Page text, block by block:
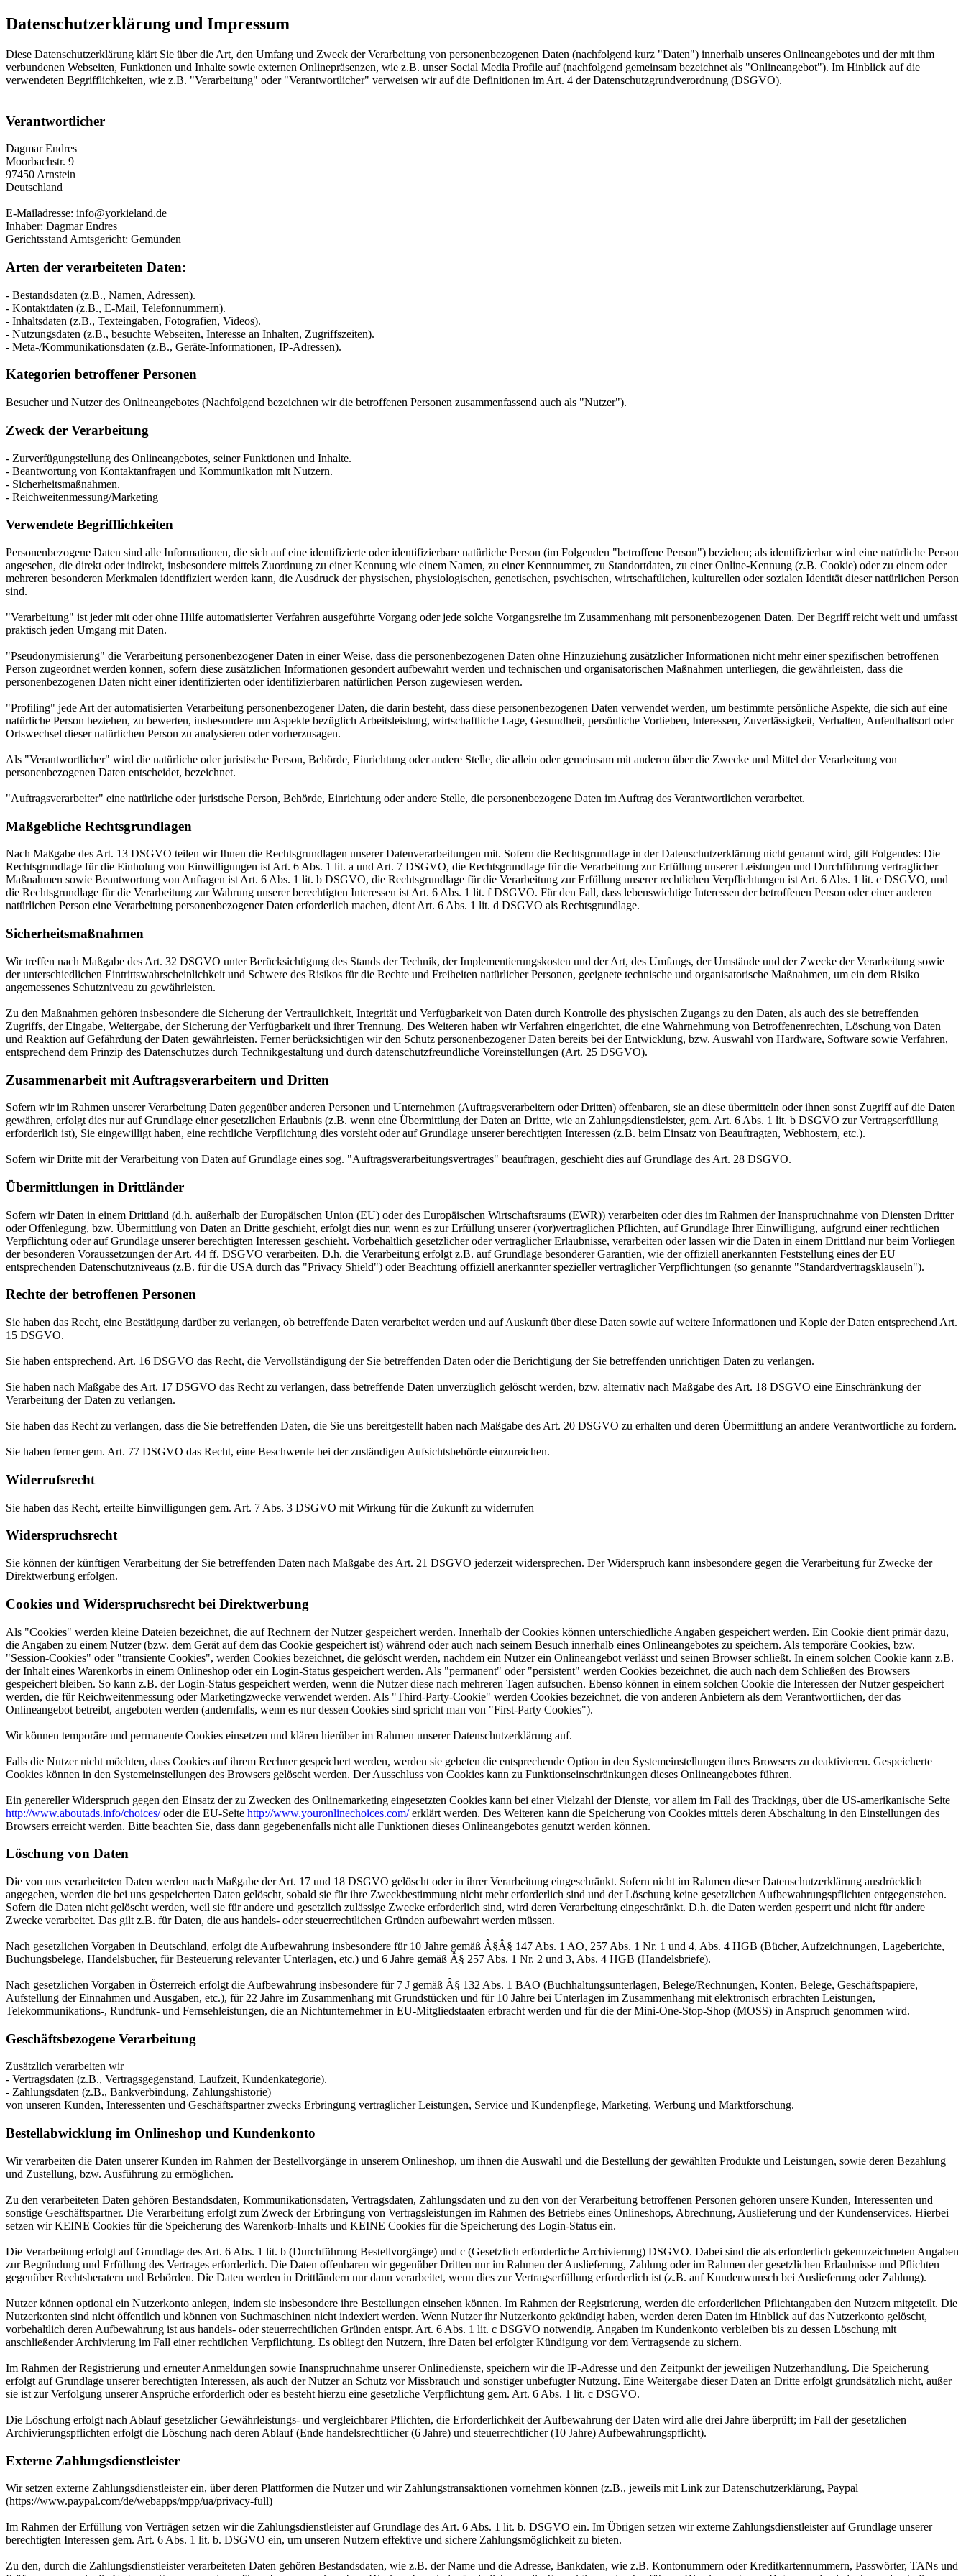
Datenschutzerklärung und Impressum
Diese Datenschutzerklärung klärt Sie über die Art, den Umfang und Zweck der Verarbeitung von personenbezogenen Daten (nachfolgend kurz "Daten") innerhalb unseres Onlineangebotes und der mit ihm
verbundenen Webseiten, Funktionen und Inhalte sowie externen Onlinepräsenzen, wie z.B. unser Social Media Profile auf (nachfolgend gemeinsam bezeichnet als "Onlineangebot"). Im Hinblick auf die
verwendeten Begrifflichkeiten, wie z.B. "Verarbeitung" oder "Verantwortlicher" verweisen wir auf die Definitionen im Art. 4 der Datenschutzgrundverordnung (DSGVO).
Verantwortlicher
Dagmar Endres
Moorbachstr. 9
97450 Arnstein
Deutschland
E-Mailadresse: info@yorkieland.de
Inhaber: Dagmar Endres
Gerichtsstand Amtsgericht: Gemünden
Arten der verarbeiteten Daten:
- Bestandsdaten (z.B., Namen, Adressen).
- Kontaktdaten (z.B., E-Mail, Telefonnummern).
- Inhaltsdaten (z.B., Texteingaben, Fotografien, Videos).
- Nutzungsdaten (z.B., besuchte Webseiten, Interesse an Inhalten, Zugriffszeiten).
- Meta-/Kommunikationsdaten (z.B., Geräte-Informationen, IP-Adressen).
Kategorien betroffener Personen
Besucher und Nutzer des Onlineangebotes (Nachfolgend bezeichnen wir die betroffenen Personen zusammenfassend auch als "Nutzer").
Zweck der Verarbeitung
- Zurverfügungstellung des Onlineangebotes, seiner Funktionen und Inhalte.
- Beantwortung von Kontaktanfragen und Kommunikation mit Nutzern.
- Sicherheitsmaßnahmen.
- Reichweitenmessung/Marketing
Verwendete Begrifflichkeiten
Personenbezogene Daten sind alle Informationen, die sich auf eine identifizierte oder identifizierbare natürliche Person (im Folgenden "betroffene Person") beziehen; als identifizierbar wird eine natürliche Person
angesehen, die direkt oder indirekt, insbesondere mittels Zuordnung zu einer Kennung wie einem Namen, zu einer Kennnummer, zu Standortdaten, zu einer Online-Kennung (z.B. Cookie) oder zu einem oder
mehreren besonderen Merkmalen identifiziert werden kann, die Ausdruck der physischen, physiologischen, genetischen, psychischen, wirtschaftlichen, kulturellen oder sozialen Identität dieser natürlichen Person
sind.
"Verarbeitung" ist jeder mit oder ohne Hilfe automatisierter Verfahren ausgeführte Vorgang oder jede solche Vorgangsreihe im Zusammenhang mit personenbezogenen Daten. Der Begriff reicht weit und umfasst
praktisch jeden Umgang mit Daten.
"Pseudonymisierung" die Verarbeitung personenbezogener Daten in einer Weise, dass die personenbezogenen Daten ohne Hinzuziehung zusätzlicher Informationen nicht mehr einer spezifischen betroffenen
Person zugeordnet werden können, sofern diese zusätzlichen Informationen gesondert aufbewahrt werden und technischen und organisatorischen Maßnahmen unterliegen, die gewährleisten, dass die
personenbezogenen Daten nicht einer identifizierten oder identifizierbaren natürlichen Person zugewiesen werden.
"Profiling" jede Art der automatisierten Verarbeitung personenbezogener Daten, die darin besteht, dass diese personenbezogenen Daten verwendet werden, um bestimmte persönliche Aspekte, die sich auf eine
natürliche Person beziehen, zu bewerten, insbesondere um Aspekte bezüglich Arbeitsleistung, wirtschaftliche Lage, Gesundheit, persönliche Vorlieben, Interessen, Zuverlässigkeit, Verhalten, Aufenthaltsort oder
Ortswechsel dieser natürlichen Person zu analysieren oder vorherzusagen.
Als "Verantwortlicher" wird die natürliche oder juristische Person, Behörde, Einrichtung oder andere Stelle, die allein oder gemeinsam mit anderen über die Zwecke und Mittel der Verarbeitung von
personenbezogenen Daten entscheidet, bezeichnet.
"Auftragsverarbeiter" eine natürliche oder juristische Person, Behörde, Einrichtung oder andere Stelle, die personenbezogene Daten im Auftrag des Verantwortlichen verarbeitet.
Maßgebliche Rechtsgrundlagen
Nach Maßgabe des Art. 13 DSGVO teilen wir Ihnen die Rechtsgrundlagen unserer Datenverarbeitungen mit. Sofern die Rechtsgrundlage in der Datenschutzerklärung nicht genannt wird, gilt Folgendes: Die
Rechtsgrundlage für die Einholung von Einwilligungen ist Art. 6 Abs. 1 lit. a und Art. 7 DSGVO, die Rechtsgrundlage für die Verarbeitung zur Erfüllung unserer Leistungen und Durchführung vertraglicher
Maßnahmen sowie Beantwortung von Anfragen ist Art. 6 Abs. 1 lit. b DSGVO, die Rechtsgrundlage für die Verarbeitung zur Erfüllung unserer rechtlichen Verpflichtungen ist Art. 6 Abs. 1 lit. c DSGVO, und
die Rechtsgrundlage für die Verarbeitung zur Wahrung unserer berechtigten Interessen ist Art. 6 Abs. 1 lit. f DSGVO. Für den Fall, dass lebenswichtige Interessen der betroffenen Person oder einer anderen
natürlichen Person eine Verarbeitung personenbezogener Daten erforderlich machen, dient Art. 6 Abs. 1 lit. d DSGVO als Rechtsgrundlage.
Sicherheitsmaßnahmen
Wir treffen nach Maßgabe des Art. 32 DSGVO unter Berücksichtigung des Stands der Technik, der Implementierungskosten und der Art, des Umfangs, der Umstände und der Zwecke der Verarbeitung sowie
der unterschiedlichen Eintrittswahrscheinlichkeit und Schwere des Risikos für die Rechte und Freiheiten natürlicher Personen, geeignete technische und organisatorische Maßnahmen, um ein dem Risiko
angemessenes Schutzniveau zu gewährleisten.
Zu den Maßnahmen gehören insbesondere die Sicherung der Vertraulichkeit, Integrität und Verfügbarkeit von Daten durch Kontrolle des physischen Zugangs zu den Daten, als auch des sie betreffenden
Zugriffs, der Eingabe, Weitergabe, der Sicherung der Verfügbarkeit und ihrer Trennung. Des Weiteren haben wir Verfahren eingerichtet, die eine Wahrnehmung von Betroffenenrechten, Löschung von Daten
und Reaktion auf Gefährdung der Daten gewährleisten. Ferner berücksichtigen wir den Schutz personenbezogener Daten bereits bei der Entwicklung, bzw. Auswahl von Hardware, Software sowie Verfahren,
entsprechend dem Prinzip des Datenschutzes durch Technikgestaltung und durch datenschutzfreundliche Voreinstellungen (Art. 25 DSGVO).
Zusammenarbeit mit Auftragsverarbeitern und Dritten
Sofern wir im Rahmen unserer Verarbeitung Daten gegenüber anderen Personen und Unternehmen (Auftragsverarbeitern oder Dritten) offenbaren, sie an diese übermitteln oder ihnen sonst Zugriff auf die Daten
gewähren, erfolgt dies nur auf Grundlage einer gesetzlichen Erlaubnis (z.B. wenn eine Übermittlung der Daten an Dritte, wie an Zahlungsdienstleister, gem. Art. 6 Abs. 1 lit. b DSGVO zur Vertragserfüllung
erforderlich ist), Sie eingewilligt haben, eine rechtliche Verpflichtung dies vorsieht oder auf Grundlage unserer berechtigten Interessen (z.B. beim Einsatz von Beauftragten, Webhostern, etc.).
Sofern wir Dritte mit der Verarbeitung von Daten auf Grundlage eines sog. "Auftragsverarbeitungsvertrages" beauftragen, geschieht dies auf Grundlage des Art. 28 DSGVO.
Übermittlungen in Drittländer
Sofern wir Daten in einem Drittland (d.h. außerhalb der Europäischen Union (EU) oder des Europäischen Wirtschaftsraums (EWR)) verarbeiten oder dies im Rahmen der Inanspruchnahme von Diensten Dritter
oder Offenlegung, bzw. Übermittlung von Daten an Dritte geschieht, erfolgt dies nur, wenn es zur Erfüllung unserer (vor)vertraglichen Pflichten, auf Grundlage Ihrer Einwilligung, aufgrund einer rechtlichen
Verpflichtung oder auf Grundlage unserer berechtigten Interessen geschieht. Vorbehaltlich gesetzlicher oder vertraglicher Erlaubnisse, verarbeiten oder lassen wir die Daten in einem Drittland nur beim Vorliegen
der besonderen Voraussetzungen der Art. 44 ff. DSGVO verarbeiten. D.h. die Verarbeitung erfolgt z.B. auf Grundlage besonderer Garantien, wie der offiziell anerkannten Feststellung eines der EU
entsprechenden Datenschutzniveaus (z.B. für die USA durch das "Privacy Shield") oder Beachtung offiziell anerkannter spezieller vertraglicher Verpflichtungen (so genannte "Standardvertragsklauseln").
Rechte der betroffenen Personen
Sie haben das Recht, eine Bestätigung darüber zu verlangen, ob betreffende Daten verarbeitet werden und auf Auskunft über diese Daten sowie auf weitere Informationen und Kopie der Daten entsprechend Art.
15 DSGVO.
Sie haben entsprechend. Art. 16 DSGVO das Recht, die Vervollständigung der Sie betreffenden Daten oder die Berichtigung der Sie betreffenden unrichtigen Daten zu verlangen.
Sie haben nach Maßgabe des Art. 17 DSGVO das Recht zu verlangen, dass betreffende Daten unverzüglich gelöscht werden, bzw. alternativ nach Maßgabe des Art. 18 DSGVO eine Einschränkung der
Verarbeitung der Daten zu verlangen.
Sie haben das Recht zu verlangen, dass die Sie betreffenden Daten, die Sie uns bereitgestellt haben nach Maßgabe des Art. 20 DSGVO zu erhalten und deren Übermittlung an andere Verantwortliche zu fordern.
Sie haben ferner gem. Art. 77 DSGVO das Recht, eine Beschwerde bei der zuständigen Aufsichtsbehörde einzureichen.
Widerrufsrecht
Sie haben das Recht, erteilte Einwilligungen gem. Art. 7 Abs. 3 DSGVO mit Wirkung für die Zukunft zu widerrufen
Widerspruchsrecht
Sie können der künftigen Verarbeitung der Sie betreffenden Daten nach Maßgabe des Art. 21 DSGVO jederzeit widersprechen. Der Widerspruch kann insbesondere gegen die Verarbeitung für Zwecke der
Direktwerbung erfolgen.
Cookies und Widerspruchsrecht bei Direktwerbung
Als "Cookies" werden kleine Dateien bezeichnet, die auf Rechnern der Nutzer gespeichert werden. Innerhalb der Cookies können unterschiedliche Angaben gespeichert werden. Ein Cookie dient primär dazu,
die Angaben zu einem Nutzer (bzw. dem Gerät auf dem das Cookie gespeichert ist) während oder auch nach seinem Besuch innerhalb eines Onlineangebotes zu speichern. Als temporäre Cookies, bzw.
"Session-Cookies" oder "transiente Cookies", werden Cookies bezeichnet, die gelöscht werden, nachdem ein Nutzer ein Onlineangebot verlässt und seinen Browser schließt. In einem solchen Cookie kann z.B.
der Inhalt eines Warenkorbs in einem Onlineshop oder ein Login-Status gespeichert werden. Als "permanent" oder "persistent" werden Cookies bezeichnet, die auch nach dem Schließen des Browsers
gespeichert bleiben. So kann z.B. der Login-Status gespeichert werden, wenn die Nutzer diese nach mehreren Tagen aufsuchen. Ebenso können in einem solchen Cookie die Interessen der Nutzer gespeichert
werden, die für Reichweitenmessung oder Marketingzwecke verwendet werden. Als "Third-Party-Cookie" werden Cookies bezeichnet, die von anderen Anbietern als dem Verantwortlichen, der das
Onlineangebot betreibt, angeboten werden (andernfalls, wenn es nur dessen Cookies sind spricht man von "First-Party Cookies").
Wir können temporäre und permanente Cookies einsetzen und klären hierüber im Rahmen unserer Datenschutzerklärung auf.
Falls die Nutzer nicht möchten, dass Cookies auf ihrem Rechner gespeichert werden, werden sie gebeten die entsprechende Option in den Systemeinstellungen ihres Browsers zu deaktivieren. Gespeicherte
Cookies können in den Systemeinstellungen des Browsers gelöscht werden. Der Ausschluss von Cookies kann zu Funktionseinschränkungen dieses Onlineangebotes führen.
Ein genereller Widerspruch gegen den Einsatz der zu Zwecken des Onlinemarketing eingesetzten Cookies kann bei einer Vielzahl der Dienste, vor allem im Fall des Trackings, über die US-amerikanische Seite
http://www.aboutads.info/choices/oder die EU-Seite http://www.youronlinechoices.com/erklärt werden. Des Weiteren kann die Speicherung von Cookies mittels deren Abschaltung in den Einstellungen des
Browsers erreicht werden. Bitte beachten Sie, dass dann gegebenenfalls nicht alle Funktionen dieses Onlineangebotes genutzt werden können.
Löschung von Daten
Die von uns verarbeiteten Daten werden nach Maßgabe der Art. 17 und 18 DSGVO gelöscht oder in ihrer Verarbeitung eingeschränkt. Sofern nicht im Rahmen dieser Datenschutzerklärung ausdrücklich
angegeben, werden die bei uns gespeicherten Daten gelöscht, sobald sie für ihre Zweckbestimmung nicht mehr erforderlich sind und der Löschung keine gesetzlichen Aufbewahrungspflichten entgegenstehen.
Sofern die Daten nicht gelöscht werden, weil sie für andere und gesetzlich zulässige Zwecke erforderlich sind, wird deren Verarbeitung eingeschränkt. D.h. die Daten werden gesperrt und nicht für andere
Zwecke verarbeitet. Das gilt z.B. für Daten, die aus handels- oder steuerrechtlichen Gründen aufbewahrt werden müssen.
Nach gesetzlichen Vorgaben in Deutschland, erfolgt die Aufbewahrung insbesondere für 10 Jahre gemäß Â§Â§ 147 Abs. 1 AO, 257 Abs. 1 Nr. 1 und 4, Abs. 4 HGB (Bücher, Aufzeichnungen, Lageberichte,
Buchungsbelege, Handelsbücher, für Besteuerung relevanter Unterlagen, etc.) und 6 Jahre gemäß Â§ 257 Abs. 1 Nr. 2 und 3, Abs. 4 HGB (Handelsbriefe).
Nach gesetzlichen Vorgaben in Österreich erfolgt die Aufbewahrung insbesondere für 7 J gemäß Â§ 132 Abs. 1 BAO (Buchhaltungsunterlagen, Belege/Rechnungen, Konten, Belege, Geschäftspapiere,
Aufstellung der Einnahmen und Ausgaben, etc.), für 22 Jahre im Zusammenhang mit Grundstücken und für 10 Jahre bei Unterlagen im Zusammenhang mit elektronisch erbrachten Leistungen,
Telekommunikations-, Rundfunk- und Fernsehleistungen, die an Nichtunternehmer in EU-Mitgliedstaaten erbracht werden und für die der Mini-One-Stop-Shop (MOSS) in Anspruch genommen wird.
Geschäftsbezogene Verarbeitung
Zusätzlich verarbeiten wir
- Vertragsdaten (z.B., Vertragsgegenstand, Laufzeit, Kundenkategorie).
- Zahlungsdaten (z.B., Bankverbindung, Zahlungshistorie)
von unseren Kunden, Interessenten und Geschäftspartner zwecks Erbringung vertraglicher Leistungen, Service und Kundenpflege, Marketing, Werbung und Marktforschung.
Bestellabwicklung im Onlineshop und Kundenkonto
Wir verarbeiten die Daten unserer Kunden im Rahmen der Bestellvorgänge in unserem Onlineshop, um ihnen die Auswahl und die Bestellung der gewählten Produkte und Leistungen, sowie deren Bezahlung
und Zustellung, bzw. Ausführung zu ermöglichen.
Zu den verarbeiteten Daten gehören Bestandsdaten, Kommunikationsdaten, Vertragsdaten, Zahlungsdaten und zu den von der Verarbeitung betroffenen Personen gehören unsere Kunden, Interessenten und
sonstige Geschäftspartner. Die Verarbeitung erfolgt zum Zweck der Erbringung von Vertragsleistungen im Rahmen des Betriebs eines Onlineshops, Abrechnung, Auslieferung und der Kundenservices. Hierbei
setzen wir KEINE Cookies für die Speicherung des Warenkorb-Inhalts und KEINE Cookies für die Speicherung des Login-Status ein.
Die Verarbeitung erfolgt auf Grundlage des Art. 6 Abs. 1 lit. b (Durchführung Bestellvorgänge) und c (Gesetzlich erforderliche Archivierung) DSGVO. Dabei sind die als erforderlich gekennzeichneten Angaben
zur Begründung und Erfüllung des Vertrages erforderlich. Die Daten offenbaren wir gegenüber Dritten nur im Rahmen der Auslieferung, Zahlung oder im Rahmen der gesetzlichen Erlaubnisse und Pflichten
gegenüber Rechtsberatern und Behörden. Die Daten werden in Drittländern nur dann verarbeitet, wenn dies zur Vertragserfüllung erforderlich ist (z.B. auf Kundenwunsch bei Auslieferung oder Zahlung).
Nutzer können optional ein Nutzerkonto anlegen, indem sie insbesondere ihre Bestellungen einsehen können. Im Rahmen der Registrierung, werden die erforderlichen Pflichtangaben den Nutzern mitgeteilt. Die
Nutzerkonten sind nicht öffentlich und können von Suchmaschinen nicht indexiert werden. Wenn Nutzer ihr Nutzerkonto gekündigt haben, werden deren Daten im Hinblick auf das Nutzerkonto gelöscht,
vorbehaltlich deren Aufbewahrung ist aus handels- oder steuerrechtlichen Gründen entspr. Art. 6 Abs. 1 lit. c DSGVO notwendig. Angaben im Kundenkonto verbleiben bis zu dessen Löschung mit
anschließender Archivierung im Fall einer rechtlichen Verpflichtung. Es obliegt den Nutzern, ihre Daten bei erfolgter Kündigung vor dem Vertragsende zu sichern.
Im Rahmen der Registrierung und erneuter Anmeldungen sowie Inanspruchnahme unserer Onlinedienste, speichern wir die IP-Adresse und den Zeitpunkt der jeweiligen Nutzerhandlung. Die Speicherung
erfolgt auf Grundlage unserer berechtigten Interessen, als auch der Nutzer an Schutz vor Missbrauch und sonstiger unbefugter Nutzung. Eine Weitergabe dieser Daten an Dritte erfolgt grundsätzlich nicht, außer
sie ist zur Verfolgung unserer Ansprüche erforderlich oder es besteht hierzu eine gesetzliche Verpflichtung gem. Art. 6 Abs. 1 lit. c DSGVO.
Die Löschung erfolgt nach Ablauf gesetzlicher Gewährleistungs- und vergleichbarer Pflichten, die Erforderlichkeit der Aufbewahrung der Daten wird alle drei Jahre überprüft; im Fall der gesetzlichen
Archivierungspflichten erfolgt die Löschung nach deren Ablauf (Ende handelsrechtlicher (6 Jahre) und steuerrechtlicher (10 Jahre) Aufbewahrungspflicht).
Externe Zahlungsdienstleister
Wir setzen externe Zahlungsdienstleister ein, über deren Plattformen die Nutzer und wir Zahlungstransaktionen vornehmen können (z.B., jeweils mit Link zur Datenschutzerklärung, Paypal
(https://www.paypal.com/de/webapps/mpp/ua/privacy-full)
Im Rahmen der Erfüllung von Verträgen setzen wir die Zahlungsdienstleister auf Grundlage des Art. 6 Abs. 1 lit. b. DSGVO ein. Im Übrigen setzen wir externe Zahlungsdienstleister auf Grundlage unserer
berechtigten Interessen gem. Art. 6 Abs. 1 lit. b. DSGVO ein, um unseren Nutzern effektive und sichere Zahlungsmöglichkeit zu bieten.
Zu den, durch die Zahlungsdienstleister verarbeiteten Daten gehören Bestandsdaten, wie z.B. der Name und die Adresse, Bankdaten, wie z.B. Kontonummern oder Kreditkartennummern, Passwörter, TANs und